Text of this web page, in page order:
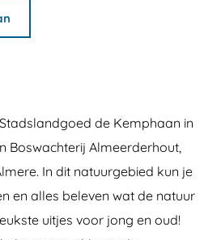
de Kemphaan in
Boswachterij Almeerderhout,
In dit natuurgebied kun je
en alles beleven wat de natuur
uitjes voor jong en oud!